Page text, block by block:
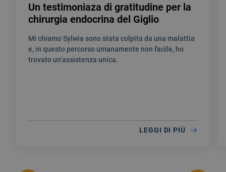
Un testimoniaza di gratitudine per la
chirurgia endocrina del Giglio
Mi chiamo Sylwia sono stata colpita da una malattia
e, in questo percorso umanamente non facile, ho
trovato un’assistenza unica.
LEGGI DI PIÙ